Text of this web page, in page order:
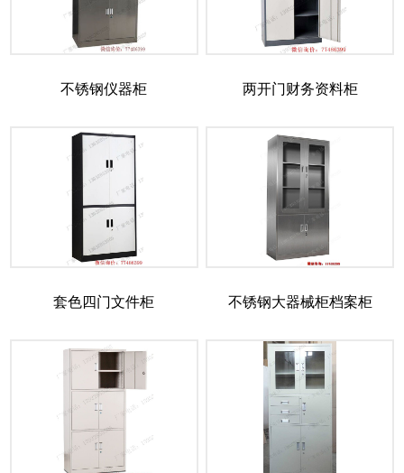
不锈钢仪器柜 两开门财务资料柜
套色四门文件柜 不锈钢大器械柜档案柜